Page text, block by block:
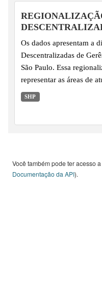
SP ÁGUAS
Os dados apresentam a
Descentralizadas de
São Paulo. Essa
representar as áreas de
organizadas a partir do
de regionalização da
SHP
Você também pode ter acesso
Documentação da API).